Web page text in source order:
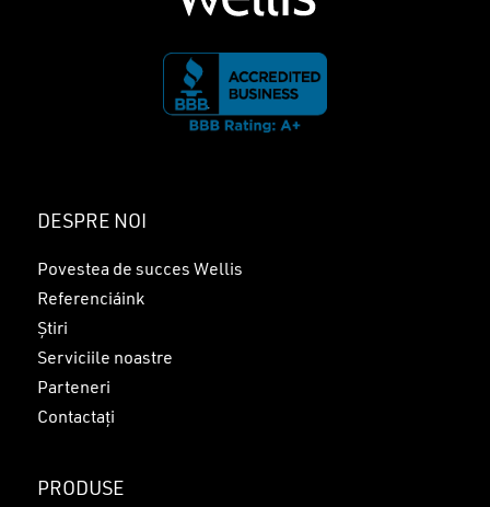
GO TO SHOP
DESPRE NOI
Povestea de succes Wellis
Referenciáink
Știri
Serviciile noastre
Parteneri
Contactați
PRODUSE